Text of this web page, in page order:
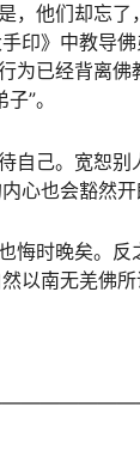
，他们却忘
印》中教导
为已经背离
”。
自己。宽恕
心也会豁然开
悔时晚矣。
以南无羌佛所